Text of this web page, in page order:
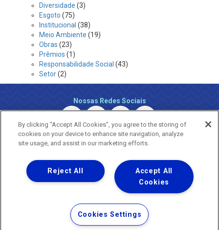
Diversidade (3)
Esgoto (75)
Institucional (38)
Meio Ambiente (19)
Obras (23)
Prêmios (1)
Responsabilidade Social (43)
Setor(2)
Nossas Redes Sociais
Uma empresa
Copyright ® 2026 - Todos os Direitos Reservados.
Nossa natureza movimenta a vida
Termos Gerais de Uso de Sites e Aplicativos
Política de Privacidade e Proteção de Dados
By clicking “Accept All Cookies”, you agree to the storing of
cookies on your device to enhance site navigation, analyze
site usage, and assist in our marketing efforts.
Accept All
Cookies
Reject All
Cookies Settings